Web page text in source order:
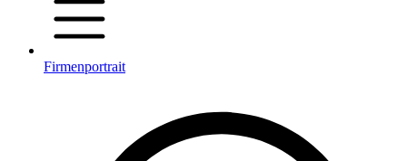
Firmenportrait